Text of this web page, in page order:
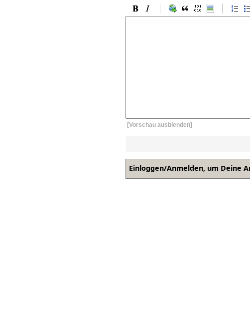
[Vorschau ausblenden]